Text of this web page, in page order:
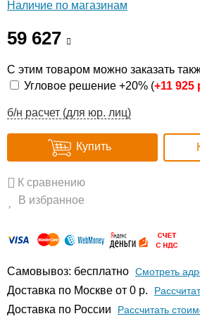
Наличие по магазинам
59 627
С этим товаром можно заказать
Угловое решение +20% (+11 925
б/н расчет (для юр. лиц)
Купить
К сравнению
В избранное
Самовывоз: бесплатно Смотреть
Доставка по Москве от 0 р.
Доставка по России Рассчитать